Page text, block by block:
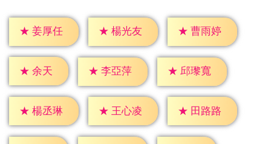
★ 姜厚任 ★ 楊光友 ★ 曹雨婷
★ 余天 ★ 李亞萍 ★ 邱瓈寬
★ 楊丞琳 ★ 王心凌 ★ 田路路